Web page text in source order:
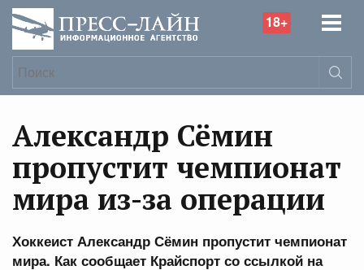
18+
Александр Сёмин
пропустит чемпионат
мира из-за операции
Хоккеист Александр Сёмин пропустит чемпионат
мира. Как сообщает Крайспорт со ссылкой на